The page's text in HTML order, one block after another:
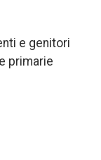
e genitori
primarie